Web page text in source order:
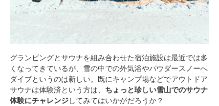
グランピングとサウナを組み合わせた宿泊施設は最近では多
くなってきているが、雪の中での外気浴やパウダースノーへ
ダイブというのは新しい。既にキャンプ場などでアウトドア
サウナは体験済という方は、 ちょっと珍しい雪山でのサウナ
体験にチャレンジしてみてはいかがだろうか？